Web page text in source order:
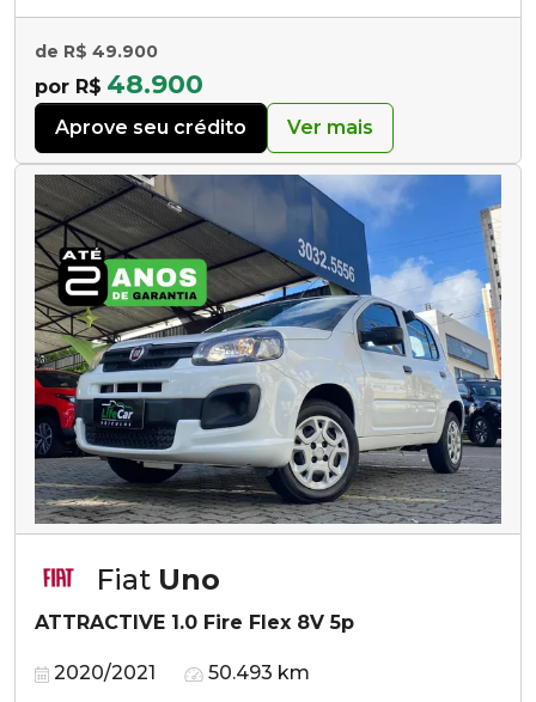
de R$ 49.900
por R$ 48.900
Aprove seu crédito Ver mais
Fiat Uno
ATTRACTIVE 1.0 Fire Flex 8V 5p
2020/2021 50.493 km